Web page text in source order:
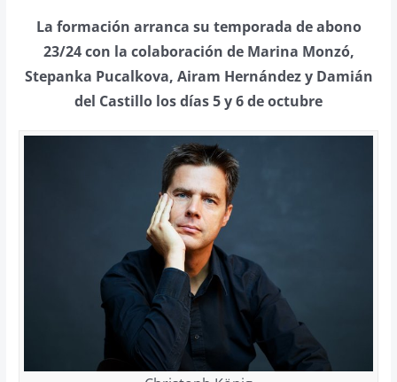
La formación arranca su temporada de abono
23/24 con la colaboración de Marina Monzó,
Stepanka Pucalkova, Airam Hernández y Damián
del Castillo los días 5 y 6 de octubre